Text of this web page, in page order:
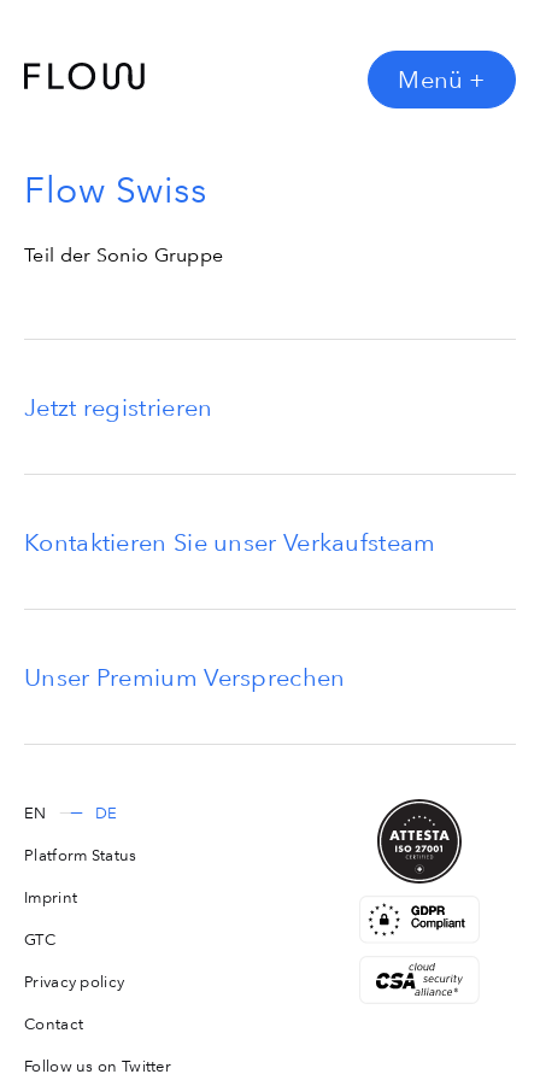
Menü +
Flow Swiss
Teil der Sonio Gruppe
Jetzt registrieren
Kontaktieren Sie unser Verkaufsteam
Unser Premium Versprechen
EN DE
Platform Status
Imprint
GTC
Privacy policy
Contact
Follow us on Twitter